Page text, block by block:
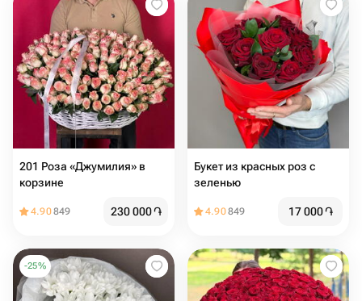
201 Роза «Джумилия» в
корзине
4.90849 230 000֏
Букет из красных роз с
зеленью
4.90849 17 000֏
-25%